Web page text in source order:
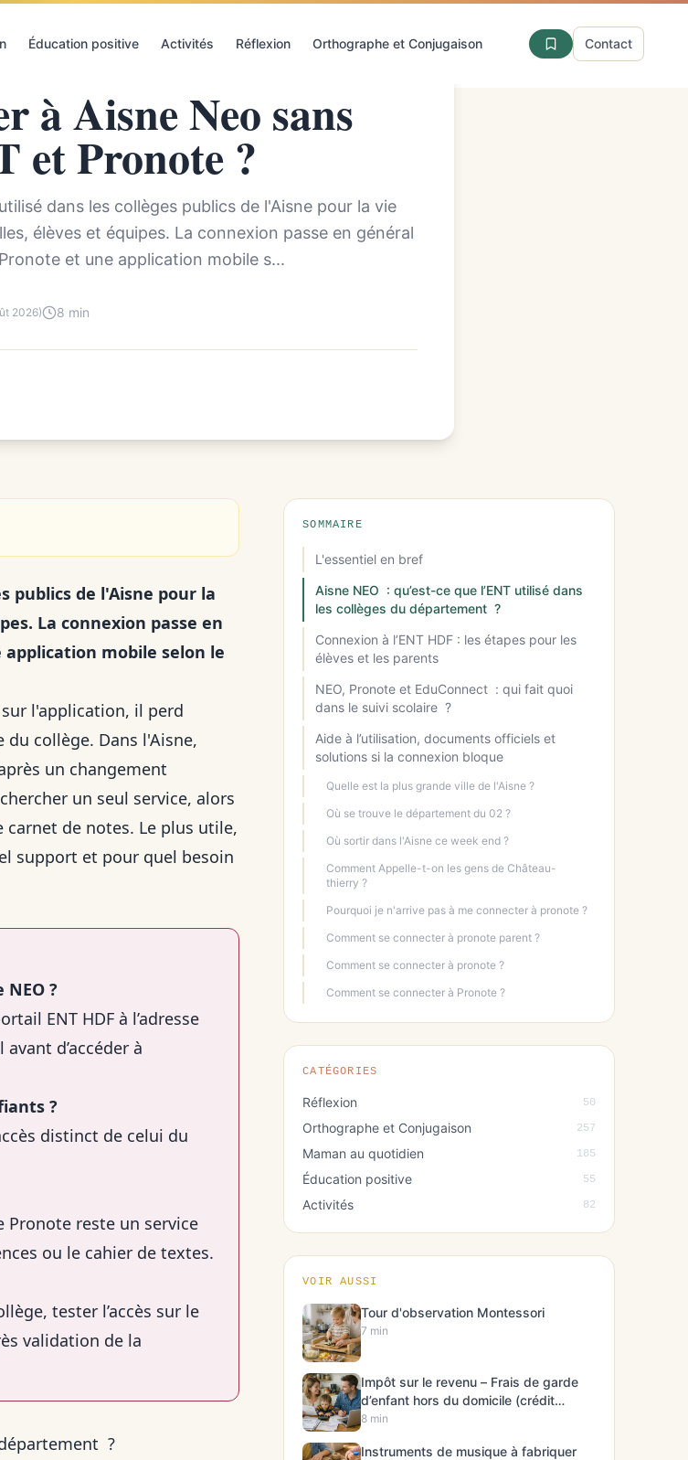
Éducation positive Activités Réflexion Orthographe et Conjugaison Contact
à Aisne Neo sans
et Pronote ?
dans les collèges publics de l'Aisne pour la vie
élèves et équipes. La connexion passe en général
et une application mobile s...
2026) 8 min
publics de l'Aisne pour la
La connexion passe en
application mobile selon le
l'application, il perd
collège. Dans l'Aisne,
un changement
un seul service, alors
de notes. Le plus utile,
support et pour quel besoin
?
ENT HDF à l’adresse
d’accéder à
?
distinct de celui du
Pronote reste un service
ou le cahier de textes.
tester l’accès sur le
validation de la
?
SOMMAIRE
L'essentiel en bref
Aisne NEO : qu’est-ce que l’ENT utilisé dans
les collèges du département ?
Connexion à l’ENT HDF : les étapes pour les
élèves et les parents
NEO, Pronote et EduConnect : qui fait quoi
dans le suivi scolaire ?
Aide à l’utilisation, documents officiels et
solutions si la connexion bloque
Quelle est la plus grande ville de l'Aisne ?
Où se trouve le département du 02 ?
Où sortir dans l'Aisne ce week end ?
Comment Appelle-t-on les gens de Château-
thierry ?
Pourquoi je n'arrive pas à me connecter à pronote ?
Comment se connecter à pronote parent ?
Comment se connecter à pronote ?
Comment se connecter à Pronote ?
CATÉGORIES
Réflexion 50
Orthographe et Conjugaison 257
Maman au quotidien 185
Éducation positive 55
Activités 82
VOIR AUSSI
Tour d'observation Montessori
7 min
Impôt sur le revenu – Frais de garde
d’enfant hors du domicile (crédit
d’impôt)
8 min
Instruments de musique à fabriquer